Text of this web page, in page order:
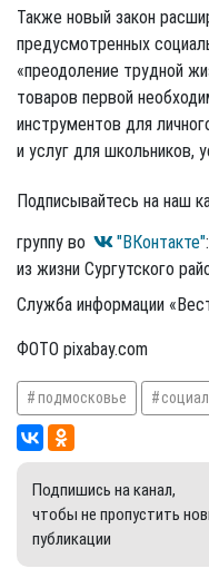
Также новый закон
предусмотренных
«преодоление трудной
товаров первой
инструментов для
и услуг для школьников,
Подписывайтесь на наш
группу во
"ВКонтакте"
из жизни Сургутского
Служба информации
ФОТО pixabay.com
подмосковье
Подпишись на канал,
чтобы не пропустить
публикации